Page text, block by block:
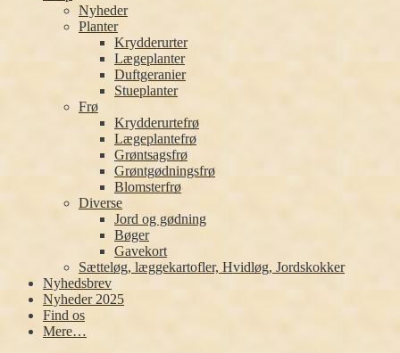
Nyheder
Planter
Krydderurter
Lægeplanter
Duftgeranier
Stueplanter
Frø
Krydderurtefrø
Lægeplantefrø
Grøntsagsfrø
Grøntgødningsfrø
Blomsterfrø
Diverse
Jord og gødning
Bøger
Gavekort
Sætteløg, læggekartofler, Hvidløg, Jordskokker
Nyhedsbrev
Nyheder 2025
Find os
Mere…